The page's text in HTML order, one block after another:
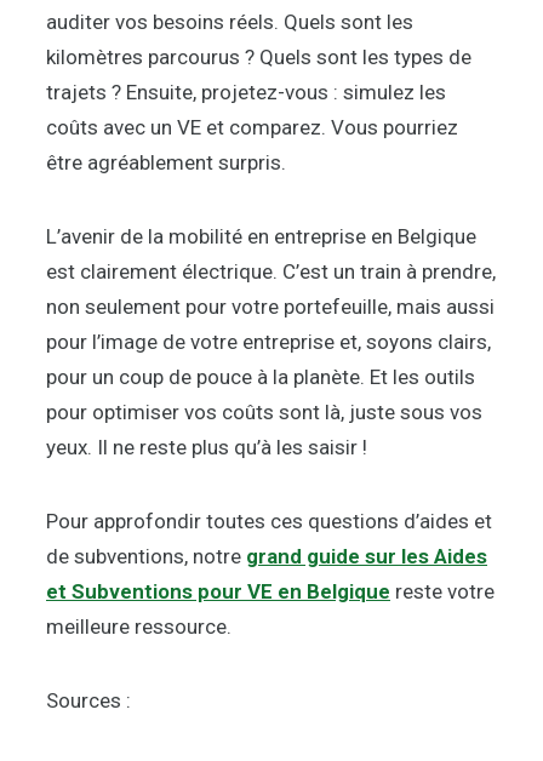
auditer vos besoins réels. Quels sont les
kilomètres parcourus ? Quels sont les types de
trajets ? Ensuite, projetez-vous : simulez les
coûts avec un VE et comparez. Vous pourriez
être agréablement surpris.
L’avenir de la mobilité en entreprise en Belgique
est clairement électrique. C’est un train à prendre,
non seulement pour votre portefeuille, mais aussi
pour l’image de votre entreprise et, soyons clairs,
pour un coup de pouce à la planète. Et les outils
pour optimiser vos coûts sont là, juste sous vos
yeux. Il ne reste plus qu’à les saisir !
Pour approfondir toutes ces questions d’aides et
de subventions, notre grand guide sur les Aides
et Subventions pour VE en Belgique reste votre
meilleure ressource.
Sources :